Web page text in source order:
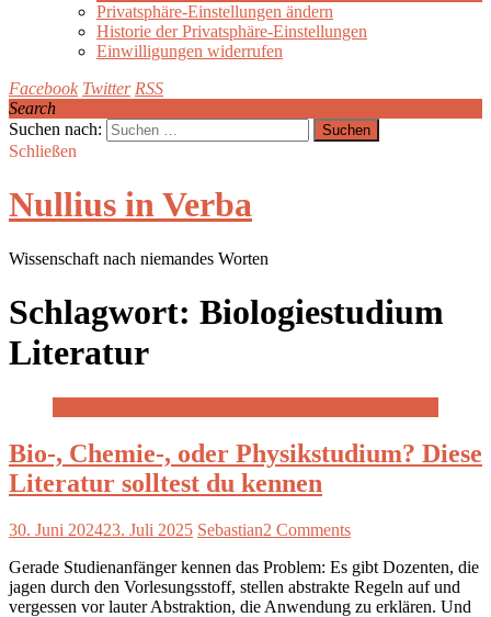
Privatsphäre-Einstellungen ändern
Historie der Privatsphäre-Einstellungen
Einwilligungen widerrufen
Facebook Twitter RSS
Search
Suchen nach:
Schließen
Nullius in Verba
Wissenschaft nach niemandes Worten
Schlagwort: Biologiestudium
Literatur
Bio-, Chemie-, oder Physikstudium? Diese
Literatur solltest du kennen
30. Juni 202423. Juli 2025 Sebastian2 Comments
Gerade Studienanfänger kennen das Problem: Es gibt Dozenten, die
jagen durch den Vorlesungsstoff, stellen abstrakte Regeln auf und
vergessen vor lauter Abstraktion, die Anwendung zu erklären. Und